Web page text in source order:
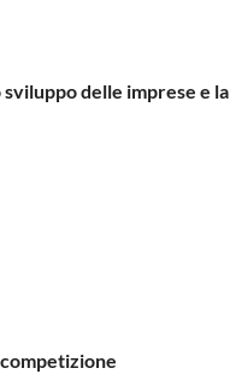
delle imprese e la